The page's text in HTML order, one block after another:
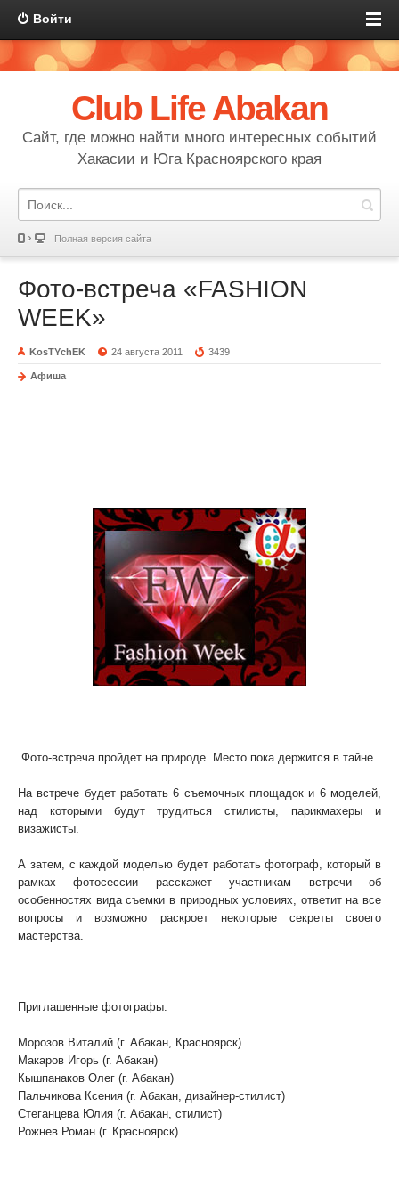
Войти
Club Life Abakan
Сайт, где можно найти много интересных событий
Хакасии и Юга Красноярского края
Полная версия сайта
Фото-встреча «FASHION
WEEK»
KosTYchEK 24 августа 2011 3439
Афиша
Фото-встреча пройдет на природе. Место пока держится в тайне.
На встрече будет работать 6 съемочных площадок и 6 моделей,
над которыми будут трудиться стилисты, парикмахеры и
визажисты.
А затем, с каждой моделью будет работать фотограф, который в
рамках фотосессии расскажет участникам встречи об
особенностях вида съемки в природных условиях, ответит на все
вопросы и возможно раскроет некоторые секреты своего
мастерства.
Приглашенные фотографы:
Морозов Виталий (г. Абакан, Красноярск)
Макаров Игорь (г. Абакан)
Кышпанаков Олег (г. Абакан)
Пальчикова Ксения (г. Абакан, дизайнер-стилист)
Стеганцева Юлия (г. Абакан, стилист)
Рожнев Роман (г. Красноярск)